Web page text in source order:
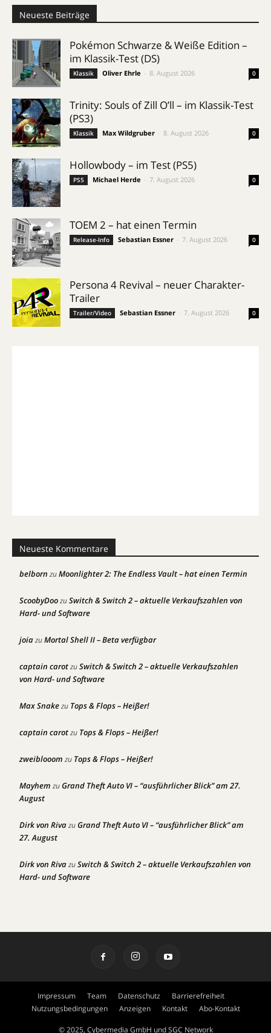
Neueste Beiträge
Pokémon Schwarze & Weiße Edition –
im Klassik-Test (DS)
Klassik Oliver Ehrle 8. August 2026 0
Trinity: Souls of Zill O’ll – im Klassik-Test
(PS3)
Klassik Max Wildgruber 8. August 2026 0
Hollowbody – im Test (PS5)
PS5 Michael Herde 7. August 2026 0
TOEM 2 – hat einen Termin
Release-Info Sebastian Essner 7. August 2026 0
Persona 4 Revival – neuer Charakter-
Trailer
Trailer/Video Sebastian Essner 7. August 2026 0
Neueste Kommentare
belborn zuMoonlighter 2: The Endless Vault – hat einen Termin
ScoobyDoozuSwitch & Switch 2 – aktuelle Verkaufszahlen von
Hard- und Software
joiazuMortal Shell II – Beta verfügbar
captain carotzuSwitch & Switch 2 – aktuelle Verkaufszahlen
von Hard- und Software
Max Snakezu Tops & Flops – Heißer!
captain carotzu Tops & Flops – Heißer!
zweiblooom zu Tops & Flops – Heißer!
Mayhem zuGrand Theft Auto VI – “ausführlicher Blick” am 27.
August
Dirk von RivazuGrand Theft Auto VI – “ausführlicher Blick” am
27. August
Dirk von RivazuSwitch & Switch 2 – aktuelle Verkaufszahlen von
Hard- und Software
Impressum Team Datenschutz
Barrierefreiheit
Nutzungsbedingungen
Anzeigen Kontakt Abo-Kontakt
© 2025, Cybermedia GmbH und SGC Network